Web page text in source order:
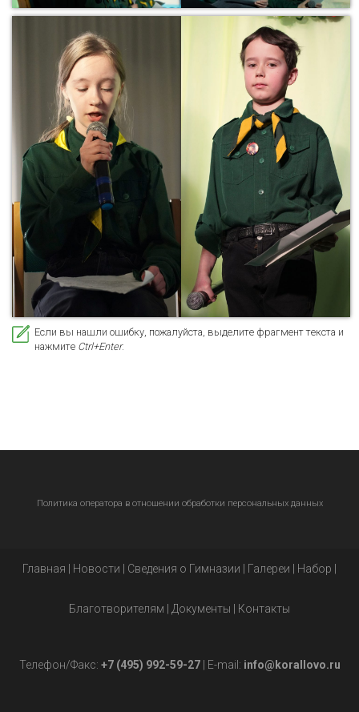
Если вы нашли ошибку, пожалуйста, выделите фрагмент текста и
нажмите Ctrl+Enter.
Политика оператора в отношении обработки персональных данных
Главная Новости Сведения о Гимназии Галереи Набор
Благотворителям Документы Контакты
Телефон/Факс: +7 (495) 992-59-27| E-mail: info@korallovo.ru